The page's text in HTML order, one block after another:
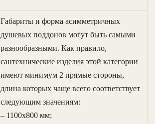
Габариты и форма асимметричных
душевых поддонов могут быть самыми
разнообразными. Как правило,
сантехнические изделия этой категории
имеют минимум 2 прямые стороны,
длина которых чаще всего соответствует
следующим значениям:
– 1100х800 мм;